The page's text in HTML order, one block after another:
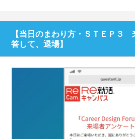
【当日のまわり方・ＳＴＥＰ３
答して、退場】